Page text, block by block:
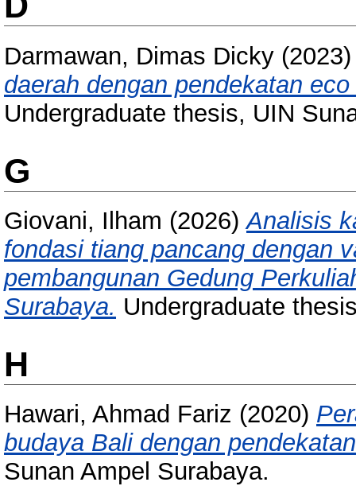
Darmawan, Dimas Dicky
daerah dengan pendekatan
Undergraduate thesis, UIN
G
Giovani, Ilham (2026)Analisis
fondasi tiang pancang dengan
pembangunan Gedung
Surabaya. Undergraduate
H
Hawari, Ahmad Fariz (2020)
budaya Bali dengan
Sunan Ampel Surabaya.